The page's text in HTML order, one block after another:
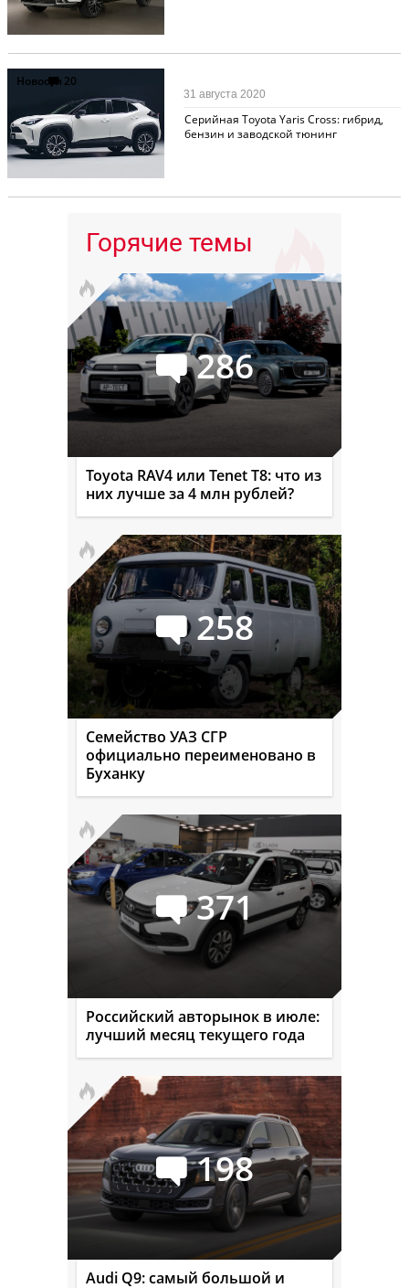
Новости 20
Серийная Toyota Yaris Cross: гибрид,
бензин и заводской тюнинг
31 августа 2020
Горячие темы
286
Toyota RAV4 или Tenet T8: что из
них лучше за 4 млн рублей?
258
Семейство УАЗ СГР
официально переименовано в
Буханку
371
Российский авторынок в июле:
лучший месяц текущего года
198
Audi Q9: самый большой и